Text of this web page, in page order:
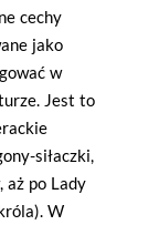
cechy
jako
w
Jest to
siłaczki,
aż po Lady
W